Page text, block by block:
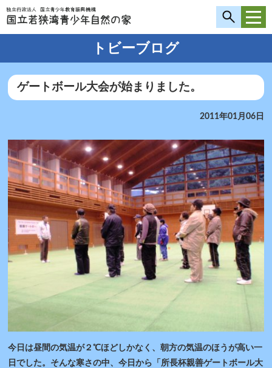
トビーブログ
ゲートボール大会が始まりました。
2011年01月06日
今日は昼間の気温が２℃ほどしかなく、朝方の気温のほうが高い一
日でした。そんな寒さの中、今日から「所長杯親善ゲートボール大